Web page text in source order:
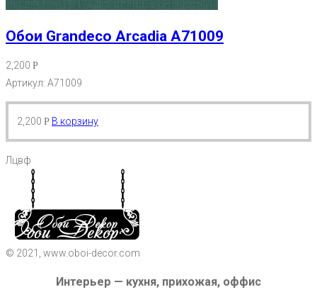
Обои Grandeco Arcadia A71009
2,200 Р
Артикул: A71009
2,200 Р В корзину
Лцвф
© 2021, www.oboi-decor.com
Интерьер — кухня, прихожая, оффис